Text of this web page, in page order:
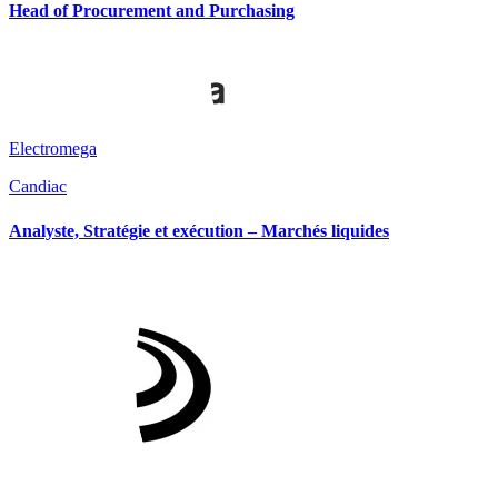
Head of Procurement and Purchasing
Electromega
Candiac
Analyste, Stratégie et exécution – Marchés liquides